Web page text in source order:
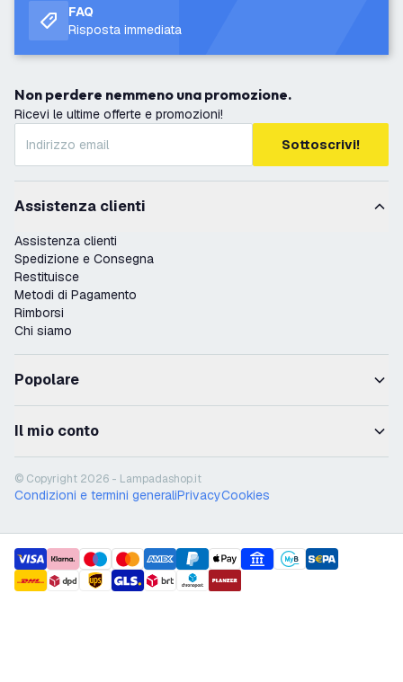
FAQ
Risposta immediata
Non perdere nemmeno una promozione.
Ricevi le ultime offerte e promozioni!
Sottoscrivi!
Assistenza clienti
Assistenza clienti
Spedizione e Consegna
Restituisce
Metodi di Pagamento
Rimborsi
Chi siamo
Popolare
Il mio conto
© Copyright 2026 - Lampadashop.it
Condizioni e termini generaliPrivacyCookies
payment methods
shipment methods